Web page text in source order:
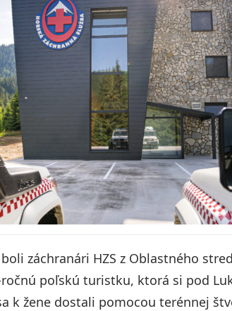
záchranári HZS z Oblastného
poľskú turistku, ktorá si pod
k žene dostali pomocou terénnej